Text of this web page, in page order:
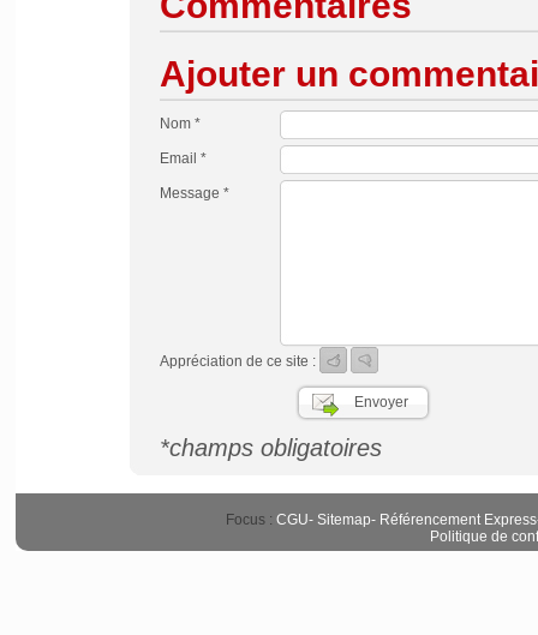
Ajouter un
Nom *
Email *
Message *
Appréciation de ce site :
*champs obligatoires
Focus : CGU- Sitemap- Référencement Express
Politique de